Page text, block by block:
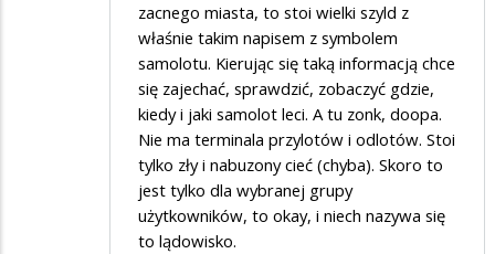
zacnego miasta, to stoi wielki szyld z
właśnie takim napisem z symbolem
samolotu. Kierując się taką informacją chce
się zajechać, sprawdzić, zobaczyć gdzie,
kiedy i jaki samolot leci. A tu zonk, doopa.
Nie ma terminala przylotów i odlotów. Stoi
tylko zły i nabuzony cieć (chyba). Skoro to
jest tylko dla wybranej grupy
użytkowników, to okay, i niech nazywa się
to lądowisko.